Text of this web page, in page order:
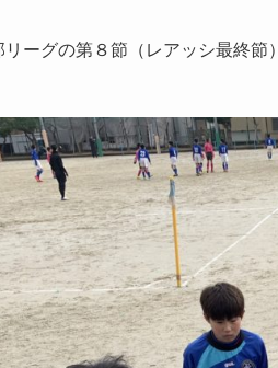
ーグの第８節（レアッシ最終節